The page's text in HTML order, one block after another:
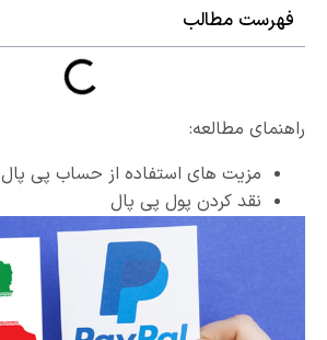
فهرست مطالب
راهنمای مطالعه:
مزیت های استفاده از حساب پی پال
نقد کردن پول پی پال